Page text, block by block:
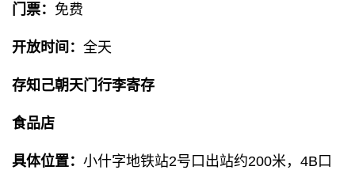
门票： 免费
开放时间： 全天
存知己朝天门行李寄存
食品店
具体位置： 小什字地铁站2号口出站约200米，4B口